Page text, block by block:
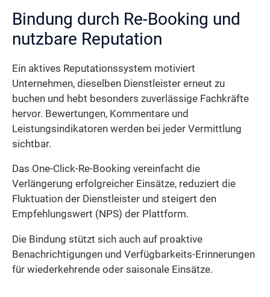
Bindung durch Re-Booking und
nutzbare Reputation
Ein aktives Reputationssystem motiviert
Unternehmen, dieselben Dienstleister erneut zu
buchen und hebt besonders zuverlässige Fachkräfte
hervor. Bewertungen, Kommentare und
Leistungsindikatoren werden bei jeder Vermittlung
sichtbar.
Das One-Click-Re-Booking vereinfacht die
Verlängerung erfolgreicher Einsätze, reduziert die
Fluktuation der Dienstleister und steigert den
Empfehlungswert (NPS) der Plattform.
Die Bindung stützt sich auch auf proaktive
Benachrichtigungen und Verfügbarkeits-Erinnerungen
für wiederkehrende oder saisonale Einsätze.